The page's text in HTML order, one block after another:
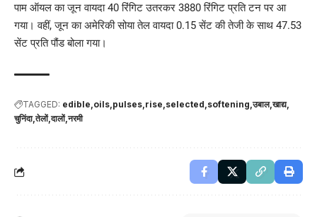
पाम ऑयल का जून वायदा 40 रिंगिट उतरकर 3880 रिंगिट प्रति टन पर आ
गया। वहीं, जून का अमेरिकी सोया तेल वायदा 0.15 सेंट की तेजी के साथ 47.53
सेंट प्रति पौंड बोला गया।
TAGGED: edible oils pulses rise selected softening उबाल खाद्य
चुनिंदा तेलों दालों नरमी